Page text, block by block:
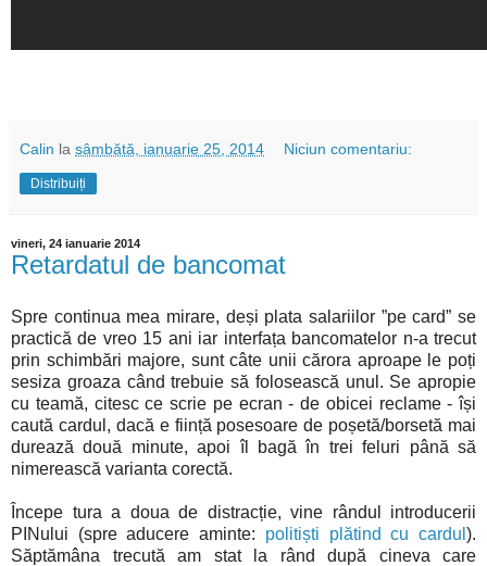
Calin la sâmbătă, ianuarie 25, 2014 Niciun comentariu:
Distribuiți
vineri, 24 ianuarie 2014
Retardatul de bancomat
Spre continua mea mirare, deși plata salariilor ”pe card” se
practică de vreo 15 ani iar interfața bancomatelor n-a trecut
prin schimbări majore, sunt câte unii cărora aproape le poți
sesiza groaza când trebuie să folosească unul. Se apropie
cu teamă, citesc ce scrie pe ecran - de obicei reclame - își
caută cardul, dacă e ființă posesoare de poșetă/borsetă mai
durează două minute, apoi îl bagă în trei feluri până să
nimerească varianta corectă.
Începe tura a doua de distracție, vine rândul introducerii
PINului (spre aducere aminte: politiști plătind cu cardul).
Săptămâna trecută am stat la rând după cineva care